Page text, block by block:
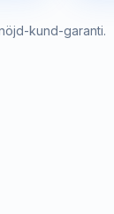
kund-garanti.